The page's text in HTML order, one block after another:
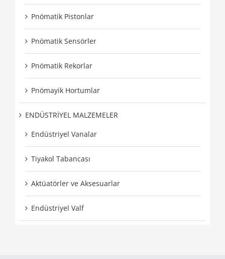
Pnömatik Pistonlar
Pnömatik Sensörler
Pnömatik Rekorlar
Pnömayik Hortumlar
ENDÜSTRİYEL MALZEMELER
Endüstriyel Vanalar
Tiyakol Tabancası
Aktüatörler ve Aksesuarlar
Endüstriyel Valf